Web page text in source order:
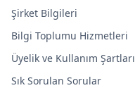
Şirket Bilgileri
Bilgi Toplumu Hizmetleri
Üyelik ve Kullanım Şartları
Sık Sorulan Sorular